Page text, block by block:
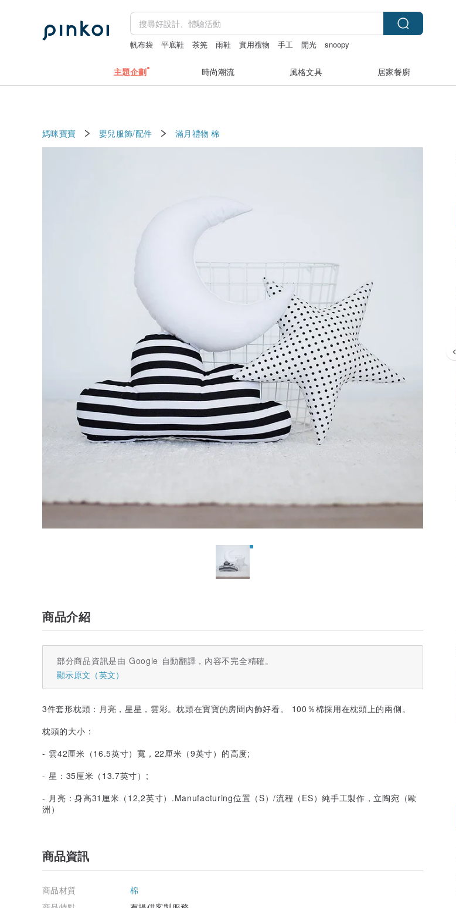
帆布袋 平底鞋 茶筅 雨鞋 實用禮物 手工 開光 snoopy
主題企劃 時尚潮流 風格文具 居家餐廚
媽咪寶寶 嬰兒服飾/配件 滿月禮物 棉
商品介紹
部分商品資訊是由 Google 自動翻譯，內容不完全精確。
顯示原文（英文）
3件套形枕頭：月亮，星星，雲彩。枕頭在寶寶的房間內飾好看。 100％棉採用在枕頭上的兩側。
枕頭的大小：
- 雲42厘米（16.5英寸）寬，22厘米（9英寸）的高度;
- 星：35厘米（13.7英寸）;
- 月亮：身高31厘米（12,2英寸）.Manufacturing位置（S）/流程（ES）純手工製作，立陶宛（歐
洲）
商品資訊
商品材質
棉